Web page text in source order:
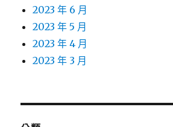
2023 年 6 月
2023 年 5 月
2023 年 4 月
2023 年 3 月